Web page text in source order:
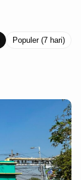
Populer (7 hari)